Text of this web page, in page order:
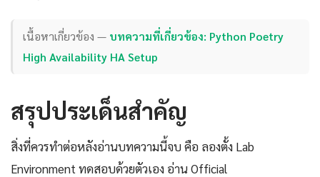
เนื้อหาเกี่ยวข้อง — บทความที่เกี่ยวข้อง: Python Poetry
High Availability HA Setup
สรุปประเด็นสำคัญ
สิ่งที่ควรทำต่อหลังอ่านบทความนี้จบ คือ ลองตั้ง Lab
Environment ทดสอบด้วยตัวเอง อ่าน Official